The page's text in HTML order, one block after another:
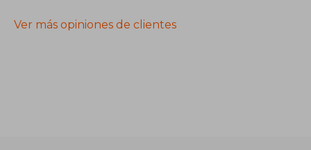
Ver más opiniones de clientes